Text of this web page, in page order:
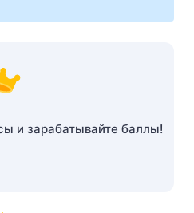
и зарабатывайте баллы!